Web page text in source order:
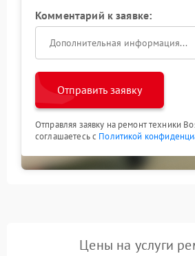
Комментарий к заявке:
Отправить заявку
Отправляя заявку на ремонт техники
соглашаетесь с Политикой
Цены на услуги